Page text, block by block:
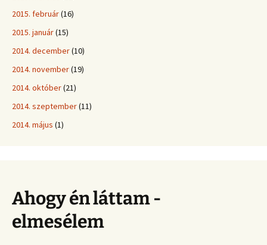
2015. február(16)
2015. január(15)
2014. december(10)
2014. november(19)
2014. október(21)
2014. szeptember(11)
2014. május (1)
Ahogy én láttam -
elmesélem